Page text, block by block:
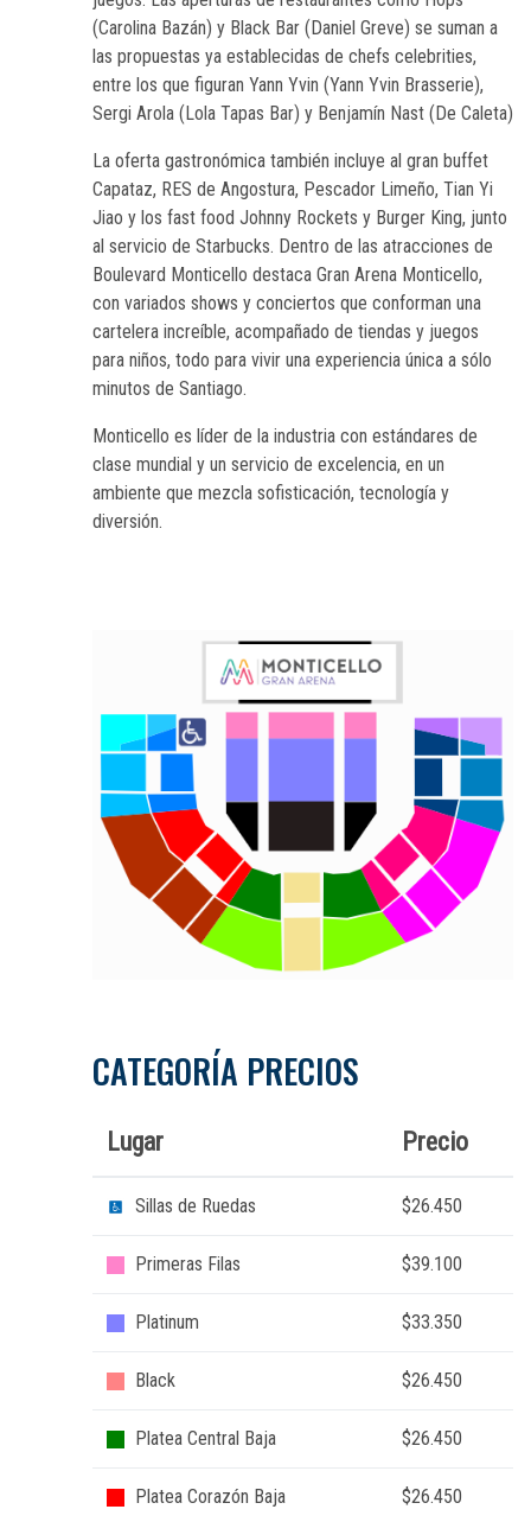
(Carolina Bazán) y Black Bar (Daniel Greve) se suman a
las propuestas ya establecidas de chefs celebrities,
entre los que figuran Yann Yvin (Yann Yvin Brasserie),
Sergi Arola (Lola Tapas Bar) y Benjamín Nast (De Caleta)
La oferta gastronómica también incluye al gran buffet
Capataz, RES de Angostura, Pescador Limeño, Tian Yi
Jiao y los fast food Johnny Rockets y Burger King, junto
al servicio de Starbucks. Dentro de las atracciones de
Boulevard Monticello destaca Gran Arena Monticello,
con variados shows y conciertos que conforman una
cartelera increíble, acompañado de tiendas y juegos
para niños, todo para vivir una experiencia única a sólo
minutos de Santiago.
Monticello es líder de la industria con estándares de
clase mundial y un servicio de excelencia, en un
ambiente que mezcla sofisticación, tecnología y
diversión.
CATEGORÍA PRECIOS
Lugar Precio
Sillas de Ruedas $26.450
Primeras Filas $39.100
Platinum $33.350
Black $26.450
Platea Central Baja $26.450
Platea Corazón Baja $26.450